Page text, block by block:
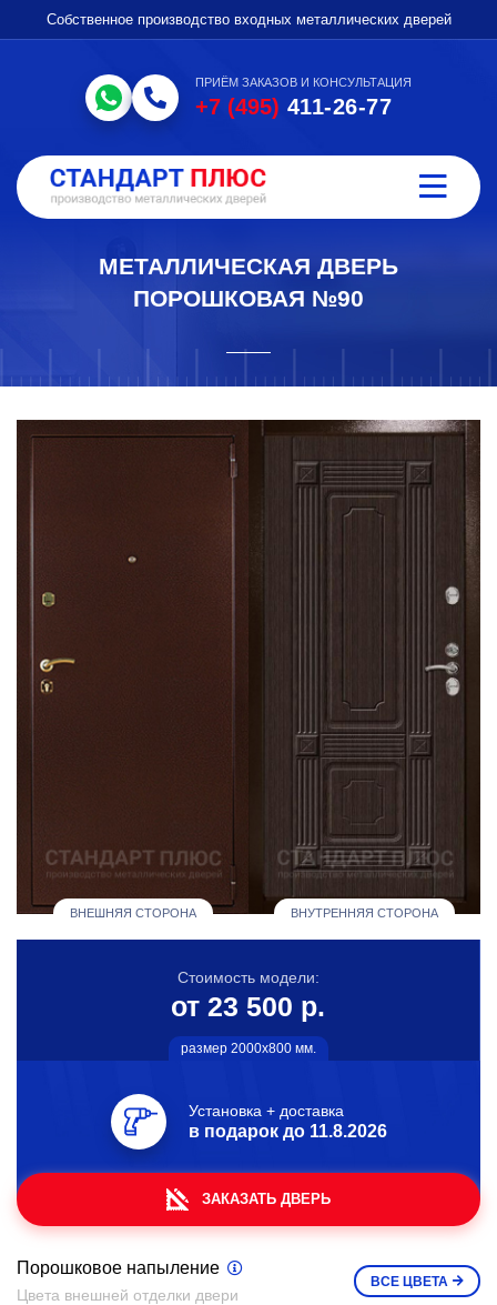
Собственное производство входных металлических дверей
ПРИЁМ ЗАКАЗОВ И КОНСУЛЬТАЦИЯ
+7 (495) 411-26-77
МЕТАЛЛИЧЕСКАЯ ДВЕРЬ
ПОРОШКОВАЯ №90
ВНЕШНЯЯ СТОРОНА ВНУТРЕННЯЯ СТОРОНА
Стоимость модели:
от 23 500 р.
размер 2000х800 мм.
Установка + доставка
в подарок до 11.8.2026
ЗАКАЗАТЬ ДВЕРЬ
Порошковое напыление
Цвета внешней отделки двери
ВСЕ ЦВЕТА